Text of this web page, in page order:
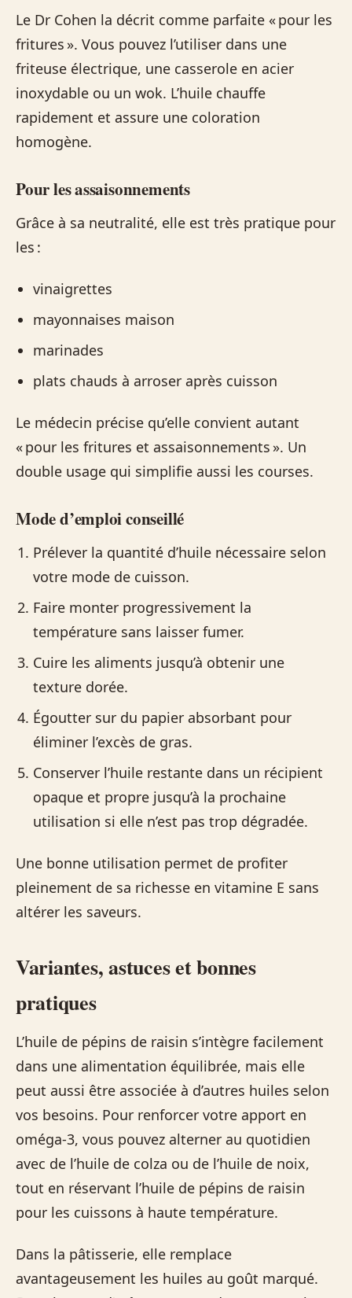
Le Dr Cohen la décrit comme parfaite « pour les
fritures ». Vous pouvez l’utiliser dans une
friteuse électrique, une casserole en acier
inoxydable ou un wok. L’huile chauffe
rapidement et assure une coloration
homogène.
Pour les assaisonnements
Grâce à sa neutralité, elle est très pratique pour
les :
vinaigrettes
mayonnaises maison
marinades
plats chauds à arroser après cuisson
Le médecin précise qu’elle convient autant
« pour les fritures et assaisonnements ». Un
double usage qui simplifie aussi les courses.
Mode d’emploi conseillé
Prélever la quantité d’huile nécessaire selon
votre mode de cuisson.
Faire monter progressivement la
température sans laisser fumer.
Cuire les aliments jusqu’à obtenir une
texture dorée.
Égoutter sur du papier absorbant pour
éliminer l’excès de gras.
Conserver l’huile restante dans un récipient
opaque et propre jusqu’à la prochaine
utilisation si elle n’est pas trop dégradée.
Une bonne utilisation permet de profiter
pleinement de sa richesse en vitamine E sans
altérer les saveurs.
Variantes, astuces et bonnes
pratiques
L’huile de pépins de raisin s’intègre facilement
dans une alimentation équilibrée, mais elle
peut aussi être associée à d’autres huiles selon
vos besoins. Pour renforcer votre apport en
oméga‑3, vous pouvez alterner au quotidien
avec de l’huile de colza ou de l’huile de noix,
tout en réservant l’huile de pépins de raisin
pour les cuissons à haute température.
Dans la pâtisserie, elle remplace
avantageusement les huiles au goût marqué.